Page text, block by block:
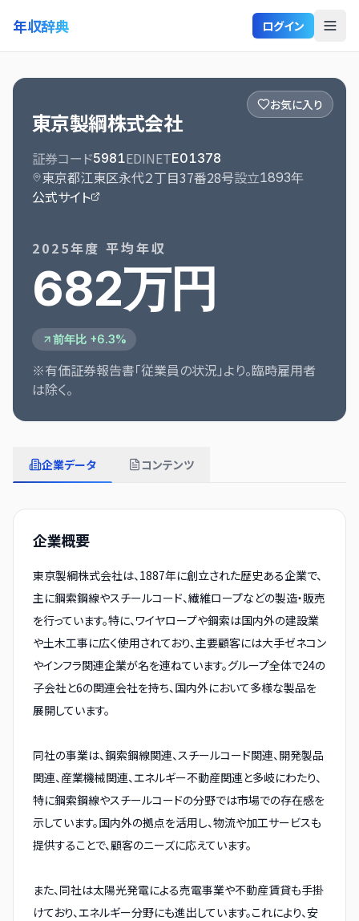
年収辞典 ログイン
お気に入り
東京製綱株式会社
証券コード5981EDINETE01378
東京都江東区永代２丁目37番28号設立1893年
公式サイト
2025年度 平均年収
682万円
前年比 +6.3%
※有価証券報告書「従業員の状況」より。臨時雇用者
は除く。
企業データ コンテンツ
企業概要
東京製綱株式会社は、1887年に創立された歴史ある企業で、
主に鋼索鋼線やスチールコード、繊維ロープなどの製造・販売
を行っています。特に、ワイヤロープや鋼索は国内外の建設業
や土木工事に広く使用されており、主要顧客には大手ゼネコン
やインフラ関連企業が名を連ねています。グループ全体で24の
子会社と6の関連会社を持ち、国内外において多様な製品を
展開しています。
同社の事業は、鋼索鋼線関連、スチールコード関連、開発製品
関連、産業機械関連、エネルギー不動産関連と多岐にわたり、
特に鋼索鋼線やスチールコードの分野では市場での存在感を
示しています。国内外の拠点を活用し、物流や加工サービスも
提供することで、顧客のニーズに応えています。
また、同社は太陽光発電による売電事業や不動産賃貸も手掛
けており、エネルギー分野にも進出しています。これにより、安